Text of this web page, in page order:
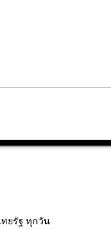
ยรัฐ ทุกวัน